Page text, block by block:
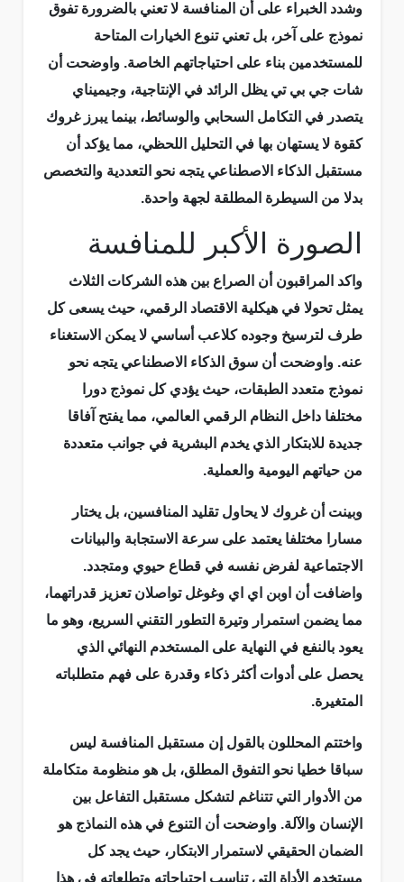
وشدد الخبراء على أن المنافسة لا تعني بالضرورة تفوق
نموذج على آخر، بل تعني تنوع الخيارات المتاحة
للمستخدمين بناء على احتياجاتهم الخاصة. واوضحت أن
شات جي بي تي يظل الرائد في الإنتاجية، وجيميناي
يتصدر في التكامل السحابي والوسائط، بينما يبرز غروك
كقوة لا يستهان بها في التحليل اللحظي، مما يؤكد أن
مستقبل الذكاء الاصطناعي يتجه نحو التعددية والتخصص
بدلا من السيطرة المطلقة لجهة واحدة.
الصورة الأكبر للمنافسة
واكد المراقبون أن الصراع بين هذه الشركات الثلاث
يمثل تحولا في هيكلية الاقتصاد الرقمي، حيث يسعى كل
طرف لترسيخ وجوده كلاعب أساسي لا يمكن الاستغناء
عنه. واوضحت أن سوق الذكاء الاصطناعي يتجه نحو
نموذج متعدد الطبقات، حيث يؤدي كل نموذج دورا
مختلفا داخل النظام الرقمي العالمي، مما يفتح آفاقا
جديدة للابتكار الذي يخدم البشرية في جوانب متعددة
من حياتهم اليومية والعملية.
وبينت أن غروك لا يحاول تقليد المنافسين، بل يختار
مسارا مختلفا يعتمد على سرعة الاستجابة والبيانات
الاجتماعية لفرض نفسه في قطاع حيوي ومتجدد.
واضافت أن اوبن اي اي وغوغل تواصلان تعزيز قدراتهما،
مما يضمن استمرار وتيرة التطور التقني السريع، وهو ما
يعود بالنفع في النهاية على المستخدم النهائي الذي
يحصل على أدوات أكثر ذكاء وقدرة على فهم متطلباته
المتغيرة.
واختتم المحللون بالقول إن مستقبل المنافسة ليس
سباقا خطيا نحو التفوق المطلق، بل هو منظومة متكاملة
من الأدوار التي تتناغم لتشكل مستقبل التفاعل بين
الإنسان والآلة. واوضحت أن التنوع في هذه النماذج هو
الضمان الحقيقي لاستمرار الابتكار، حيث يجد كل
مستخدم الأداة التي تناسب احتياجاته وتطلعاته في هذا